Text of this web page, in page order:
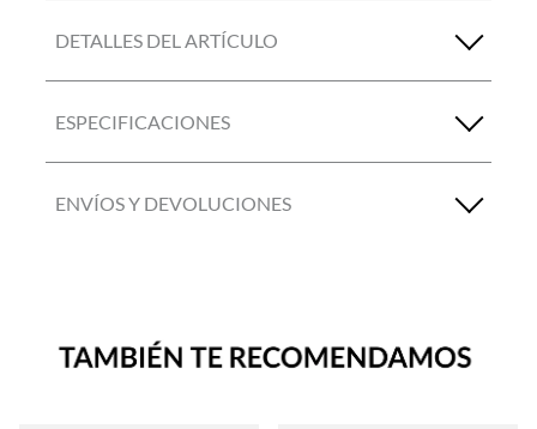
DETALLES DEL ARTÍCULO
ESPECIFICACIONES
ENVÍOS Y DEVOLUCIONES